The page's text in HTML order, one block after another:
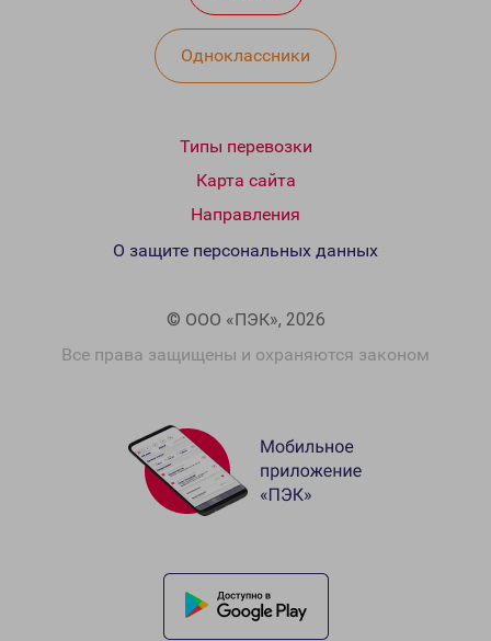
Одноклассники
Типы перевозки
Карта сайта
Направления
© ООО «ПЭК», 2026
Все права защищены и охраняются законом
О защите персональных данных